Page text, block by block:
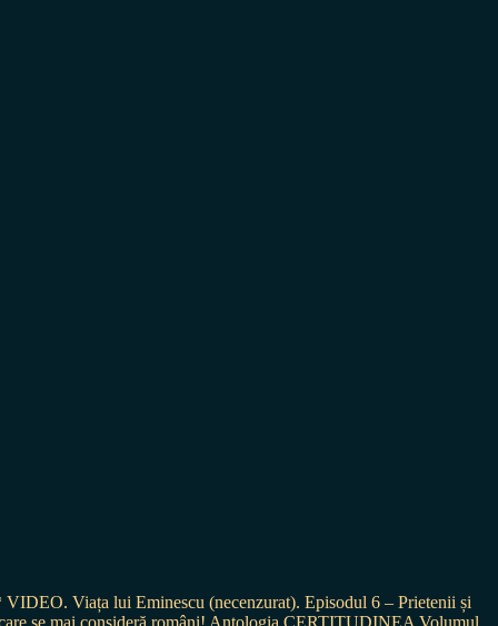
VIDEO. Viața lui Eminescu (necenzurat). Episodul 6 – Prietenii și